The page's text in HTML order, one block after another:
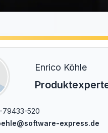
Enrico Köhle
79433-520
express.de